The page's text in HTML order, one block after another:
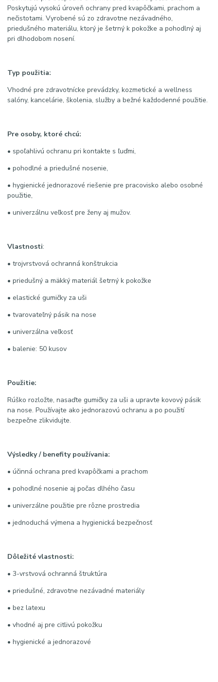
Poskytujú vysokú úroveň ochrany pred kvapôčkami, prachom a
nečistotami. Vyrobené sú zo zdravotne nezávadného,
priedušného materiálu, ktorý je šetrný k pokožke a pohodlný aj
pri dlhodobom nosení.
Typ použitia:
Vhodné pre zdravotnícke prevádzky, kozmetické a wellness
salóny, kancelárie, školenia, služby a bežné každodenné použitie.
Pre osoby, ktoré chcú:
• spoľahlivú ochranu pri kontakte s ľuďmi,
• pohodlné a priedušné nosenie,
• hygienické jednorazové riešenie pre pracovisko alebo osobné
použitie,
• univerzálnu veľkosť pre ženy aj mužov.
Vlastnosti:
• trojvrstvová ochranná konštrukcia
• priedušný a mäkký materiál šetrný k pokožke
• elastické gumičky za uši
• tvarovateľný pásik na nose
• univerzálna veľkosť
• balenie: 50 kusov
Použitie:
Rúško rozložte, nasaďte gumičky za uši a upravte kovový pásik
na nose. Používajte ako jednorazovú ochranu a po použití
bezpečne zlikvidujte.
Výsledky / benefity používania:
• účinná ochrana pred kvapôčkami a prachom
• pohodlné nosenie aj počas dlhého času
• univerzálne použitie pre rôzne prostredia
• jednoduchá výmena a hygienická bezpečnosť
Dôležité vlastnosti:
• 3-vrstvová ochranná štruktúra
• priedušné, zdravotne nezávadné materiály
• bez latexu
• vhodné aj pre citlivú pokožku
• hygienické a jednorazové